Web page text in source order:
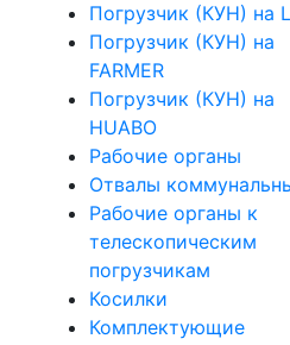
Погрузчик (КУН) на
Погрузчик (КУН) на
FARMER
Погрузчик (КУН) на
HUABO
Рабочие органы
Отвалы
Рабочие органы к
телескопическим
погрузчикам
Косилки
Комплектующие